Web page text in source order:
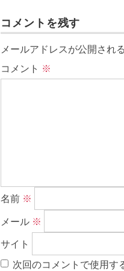
コメントを残す
メールアドレスが公開され
コメント ※
名前 ※
メール ※
サイト
次回のコメントで使用す